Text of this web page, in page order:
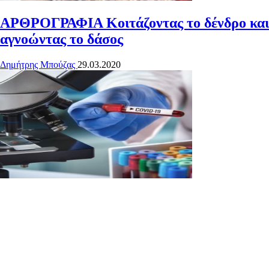
ΑΡΘΡΟΓΡΑΦΙΑ Κοιτάζοντας το δένδρο και
αγνοώντας το δάσος
Δημήτρης Μπούζας 29.03.2020